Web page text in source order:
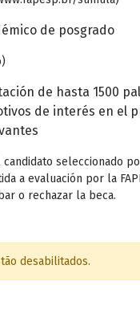
de posgrado
de hasta 1500
de interés en el
candidato seleccionado
a evaluación por la
o rechazar la beca.
desabilitados.